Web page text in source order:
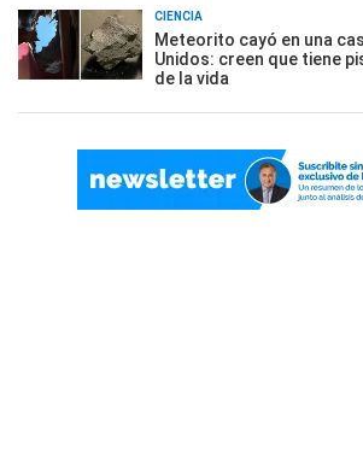
CIENCIA
Meteorito cayó en una
Unidos: creen que tiene
de la vida